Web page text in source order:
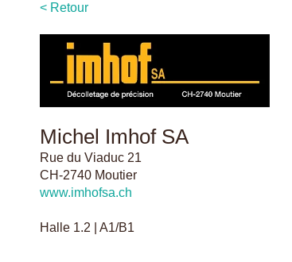
< Retour
Michel Imhof SA
Rue du Viaduc 21
CH-2740 Moutier
www.imhofsa.ch
Halle 1.2 | A1/B1